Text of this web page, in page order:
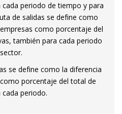
periodo de tiempo y para
de salidas se define como
como porcentaje del
también para cada periodo
se define como la diferencia
porcentaje del total de
periodo.